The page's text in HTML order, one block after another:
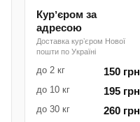
Курʼєром за
адресою
Доставка курʼєром Нової
пошти по Україні
до 2 кг 150 грн
до 10 кг 195 грн
до 30 кг 260 грн